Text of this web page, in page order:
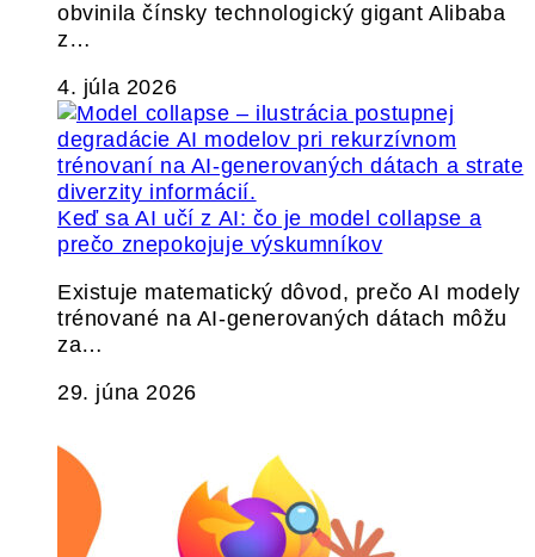
obvinila čínsky technologický gigant Alibaba
z…
4. júla 2026
Keď sa AI učí z AI: čo je model collapse a
prečo znepokojuje výskumníkov
Existuje matematický dôvod, prečo AI modely
trénované na AI-generovaných dátach môžu
za…
29. júna 2026